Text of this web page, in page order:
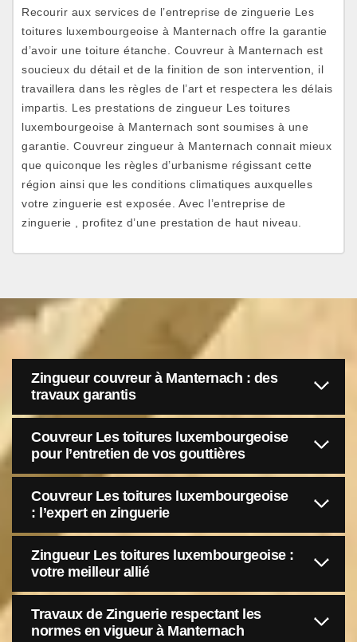
Recourir aux services de l’entreprise de zinguerie Les
toitures luxembourgeoise à Manternach offre la garantie
d’avoir une toiture étanche. Couvreur à Manternach est
soucieux du détail et de la finition de son intervention, il
travaillera dans les règles de l’art et respectera les délais
impartis. Les prestations de zingueur Les toitures
luxembourgeoise à Manternach sont soumises à une
garantie. Couvreur zingueur à Manternach connait mieux
que quiconque les règles d’urbanisme régissant cette
région ainsi que les conditions climatiques auxquelles
votre zinguerie est exposée. Avec l’entreprise de
zinguerie , profitez d’une prestation de haut niveau.
Zingueur couvreur à Manternach : des
travaux garantis
Couvreur Les toitures luxembourgeoise
pour l’entretien de vos gouttières
Couvreur Les toitures luxembourgeoise
: l’expert en zinguerie
Zingueur Les toitures luxembourgeoise :
votre meilleur allié
Travaux de Zinguerie respectant les
normes en vigueur à Manternach